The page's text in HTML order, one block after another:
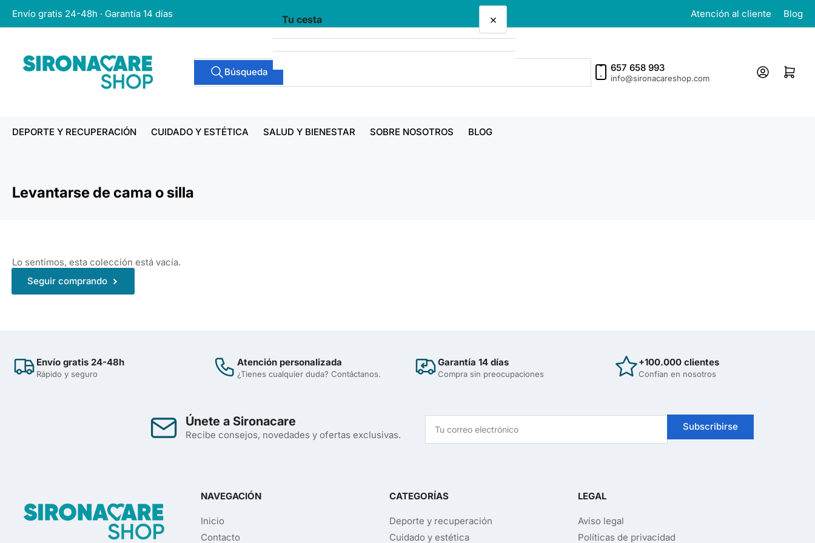
Envío gratis 24-48h · Garantía 14 días Atención al cliente Blog
Buscar
productosBúsqueda 657 658 993
info@sironacareshop.com
Iniciar sesiónAbrir cesta
DEPORTE Y RECUPERACIÓN CUIDADO Y ESTÉTICA SALUD Y BIENESTAR SOBRE NOSOTROS BLOG
Levantarse de cama o silla
Lo sentimos, esta colección está vacía.
Seguir comprando
Envío gratis 24-48h
Rápido y seguro
Atención personalizada
¿Tienes cualquier duda? Contáctanos.
Garantía 14 días
Compra sin preocupaciones
+100.000 clientes
Confían en nosotros
Únete a Sironacare
Recibe consejos, novedades y ofertas exclusivas.
correo
electrónico
Subscribirse
NAVEGACIÓN
Inicio
Contacto
CATEGORÍAS
Deporte y recuperación
Cuidado y estética
LEGAL
Aviso legal
Políticas de privacidad
Tu cesta ×